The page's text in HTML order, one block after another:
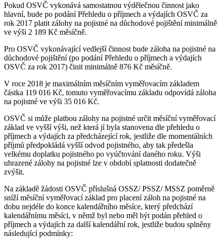
Pokud OSVČ vykonává samostatnou výdělečnou činnost jako
hlavní, bude po podání Přehledu o příjmech a výdajích OSVČ za
rok 2017 platit zálohy na pojistné na důchodové pojištění minimálně
ve výši 2 189 Kč měsíčně.
Pro OSVČ vykonávající vedlejší činnost bude záloha na pojistné na
důchodové pojištění (po podání Přehledu o příjmech a výdajích
OSVČ za rok 2017) činit minimálně 876 Kč měsíčně.
V roce 2018 je maximálním měsíčním vyměřovacím základem
částka 119 016 Kč, tomuto vyměřovacímu základu odpovídá záloha
na pojistné ve výši 35 016 Kč.
OSVČ si může platbou zálohy na pojistné určit měsíční vyměřovací
základ ve vyšší výši, než která jí byla stanovena dle přehledu o
příjmech a výdajích za předcházející rok, jestliže dle momentálních
příjmů předpokládá vyšší odvod pojistného, aby tak předešla
velkému doplatku pojistného po vyúčtování daného roku. Výši
uhrazené zálohy na pojistné lze v období splatnosti dodatečně
zvýšit.
Na základě žádosti OSVČ příslušná OSSZ/ PSSZ/ MSSZ poměrně
sníží měsíční vyměřovací základ pro placení záloh na pojistné na
dobu nejdéle do konce kalendářního měsíce, který předchází
kalendářnímu měsíci, v němž byl nebo měl být podán přehled o
příjmech a výdajích za další kalendářní rok, jestliže budou splněny
následující podmínky: